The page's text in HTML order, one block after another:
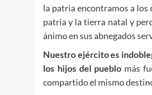
la patria encontramos a los
patria y la tierra natal y
ánimo en sus abnegados
Nuestro ejército es
los hijos del pueblo más
compartido el mismo